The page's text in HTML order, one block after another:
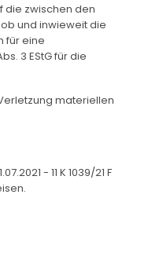
die zwischen den
und inwieweit die
für eine
3 EStG für die
materiellen
- 11 K 1039/21 F